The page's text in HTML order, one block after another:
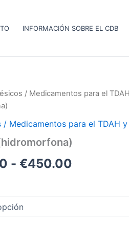
INFORMACIÓN SOBRE EL CDB
/ Medicamentos para el
/ Medicamentos para el TDAH
- €450.00
Rango
hasta
€450.00